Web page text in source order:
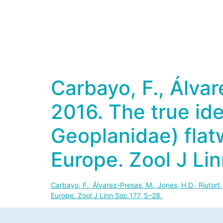
Carbayo, F.,
2016. The true
Geoplanidae)
Europe. Zool J
Carbayo, F., Álvarez-Presas, M., Jones, H.D.,
Europe. Zool J Linn Soc 177, 5–28.